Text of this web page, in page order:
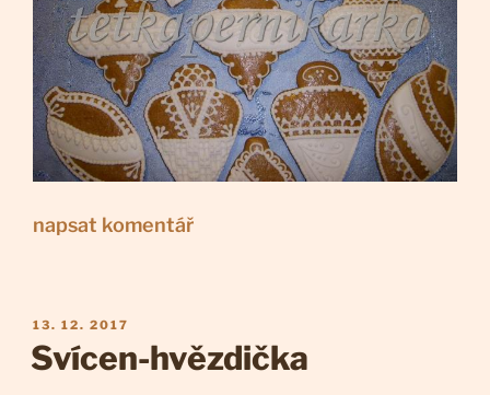
napsat komentář
PUBLIKOVÁNO
13. 12. 2017
Svícen-hvězdička